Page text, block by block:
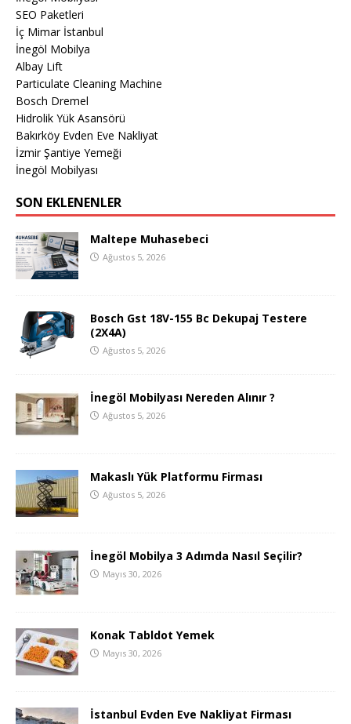
SEO Paketleri
İç Mimar İstanbul
İnegöl Mobilya
Albay Lift
Particulate Cleaning Machine
Bosch Dremel
Hidrolik Yük Asansörü
Bakırköy Evden Eve Nakliyat
İzmir Şantiye Yemeği
İnegöl Mobilyası
SON EKLENENLER
Maltepe Muhasebeci
Ağustos 5, 2026
Bosch Gst 18V-155 Bc Dekupaj Testere
(2X4A)
Ağustos 5, 2026
İnegöl Mobilyası Nereden Alınır ?
Ağustos 5, 2026
Makaslı Yük Platformu Firması
Ağustos 5, 2026
İnegöl Mobilya 3 Adımda Nasıl Seçilir?
Mayıs 30, 2026
Konak Tabldot Yemek
Mayıs 30, 2026
İstanbul Evden Eve Nakliyat Firması